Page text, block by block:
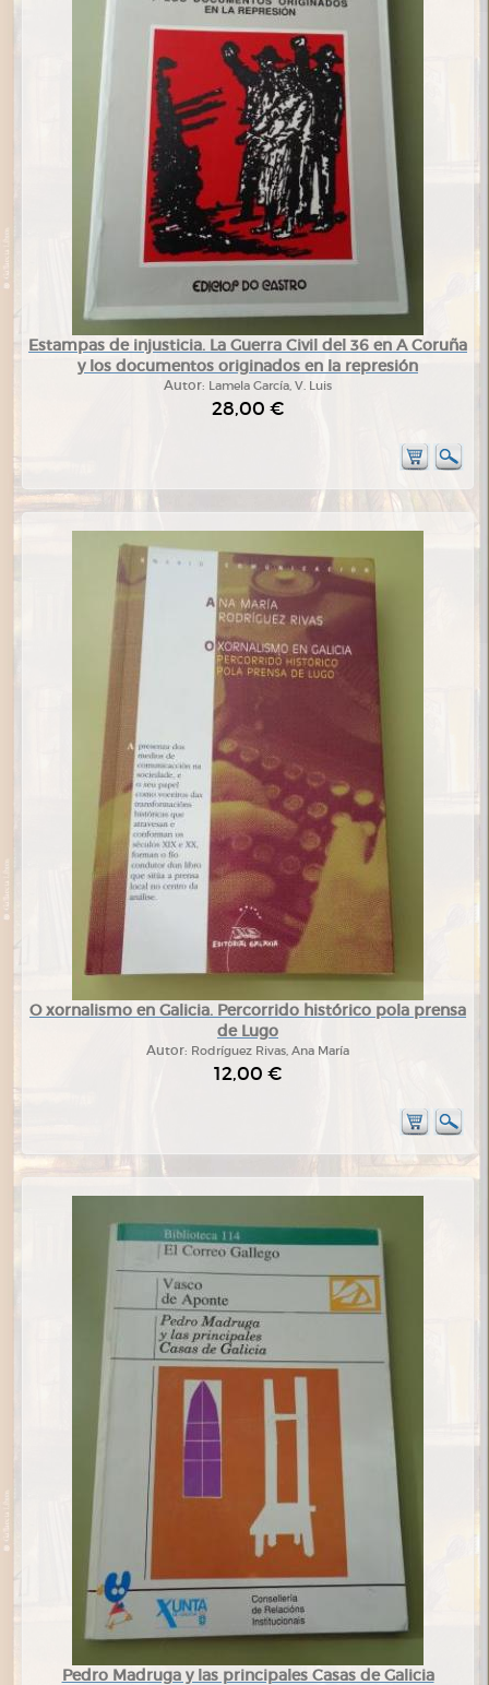
Estampas de injusticia. La Guerra Civil del 36 en A Coruña
y los documentos originados en la represión
Autor: Lamela García, V. Luis
28,00 €
O xornalismo en Galicia. Percorrido histórico pola prensa
de Lugo
Autor: Rodríguez Rivas, Ana María
12,00 €
Pedro Madruga y las principales Casas de Galicia